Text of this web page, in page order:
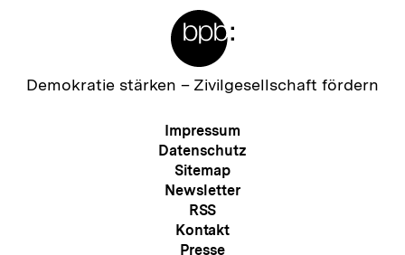
Zur
Demokratie stärken – Zivilgesellschaft fördern
Meta-
Navigation
Impressum
Datenschutz
Sitemap
Newsletter
RSS
Kontakt
Presse